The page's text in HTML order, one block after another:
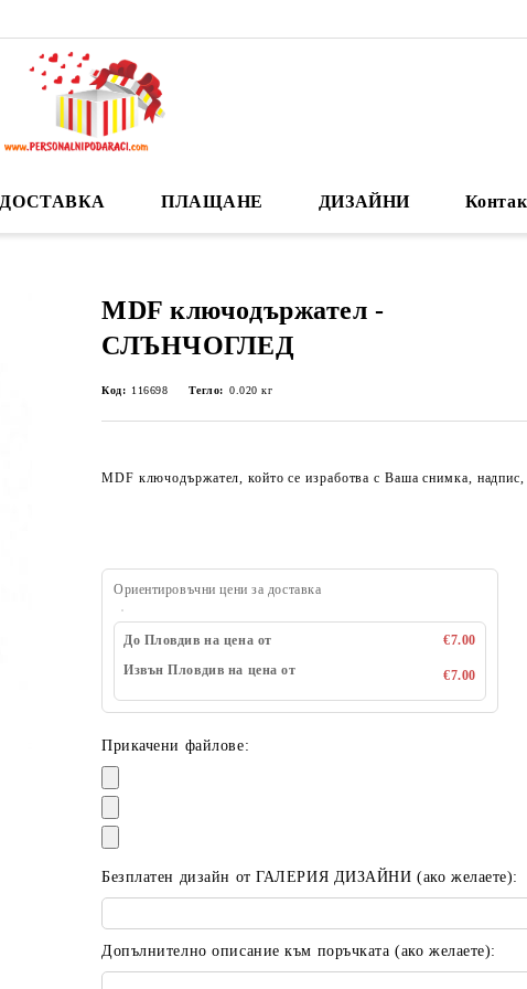
ДОСТАВКА ПЛАЩАНЕ ДИЗАЙНИ
MDF ключодържател -
СЛЪНЧОГЛЕД
Код: 116698 Тегло: 0.020 кг
MDF ключодържател, който се изработва с Ваша снимка, надпис,
Ориентировъчни цени за доставка
До Пловдив на цена от
€7.00
Извън Пловдив на цена от
€7.00
Прикачени файлове:
Безплатен дизайн от ГАЛЕРИЯ ДИЗАЙНИ (ако желаете):
Допълнително описание към поръчката (ако желаете):